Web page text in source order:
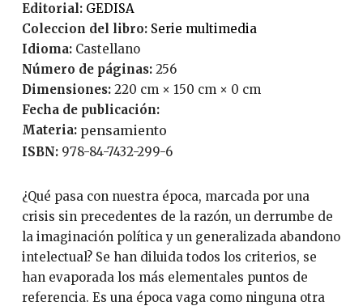
Editorial:
GEDISA
Coleccion del libro:
serie multimedia
Idioma:
Castellano
Número de páginas:
256
Dimensiones: 220 cm × 150 cm × 0 cm
Fecha de publicación:
Materia: pensamiento
ISBN: 978-84-7432-299-6
¿Qué pasa con nuestra época, marcada por una
crisis sin precedentes de la razón, un derrumbe de
la imaginación política y un generalizada abando­no
intelectual? Se han diluida todos los criterios, se
han evaporada los más elementales puntos de
referencia. Es una época vaga como ninguna otra